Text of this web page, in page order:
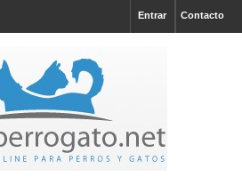
Contacto
Entrar